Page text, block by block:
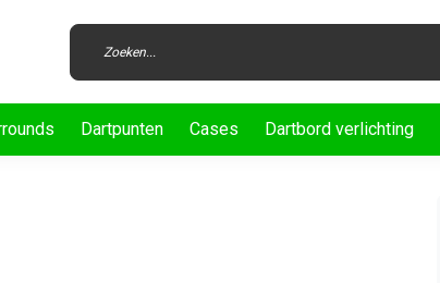
Dartpunten Cases Dartbord verlichting